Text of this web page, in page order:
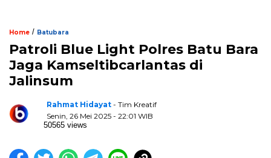
Home / Batubara
Patroli Blue Light Polres Batu Bara
Jaga Kamseltibcarlantas di
Jalinsum
Rahmat Hidayat - Tim Kreatif
Senin, 26 Mei 2025 - 22:01 WIB
50565 views